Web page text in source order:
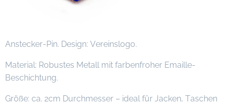
Anstecker-Pin. Design: Vereinslogo.
Material: Robustes Metall mit farbenfroher Emaille-
Beschichtung.
Größe: ca. 2cm Durchmesser – ideal für Jacken, Taschen